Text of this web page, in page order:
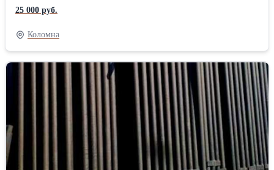
автомобилистов, которые хотят защитить свою машину от
неблагоприятной погоды. Размер В 3,45 м. Ш - 3,3 м. Д - 4м. -
6м. - 8м. - 10м. столбы опорные грунтованные 50 мм, дуги 40
мм. Доставка бесплатная по области и городу. Использование
навесов из металла стало очень популярным в последнее время.
И это вполне оправданно. Легкие конструкции, недорогие,
быстро возводящиеся, красивые и функциональные. Мы
встречаем их и в городе, и на приусадебных участках — они
находят применение везде, легко вписываются в существующую
архитектуру.Производитель: Собственное производство
25 000 руб.
Коломна